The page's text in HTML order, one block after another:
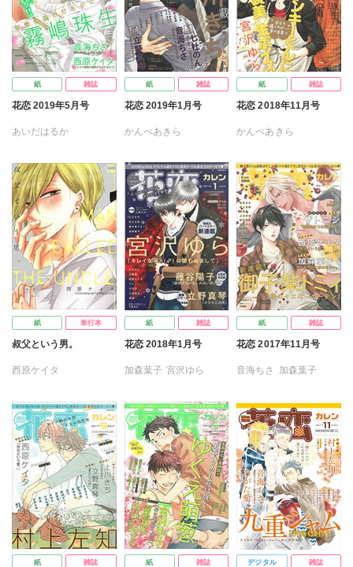
紙 雑誌
花恋 2019年5月号
あいだはるか
宮沢ゆら 九州男児
靴川 恒川つね 今市子
彩田あまた
七杜のん
上川きち
西原ケイタ
本庄りえ 霧嶋珠生
絵津鼓 矢上真野
紙 雑誌
花恋 2019年1月号
かんべあきら
宮沢ゆら 九州男児
恒川つね 黒木えぬこ
今市子 七杜のん
上川きち 西原ケイタ
村上左知 島みのり
乃重塚タマ 霧嶋珠生
立花ビスコ 立野真琴
紙 雑誌
花恋 2018年11月号
かんべあきら
宮沢ゆら 銀川ケイ
九州男児 恒川つね
今市子 西原ケイタ
村上左知 島みのり
乃重塚タマ 霧嶋珠生
立花ビスコ 柴尾犬汰
中川カネ子 日野ガラス
紙 単行本
叔父という男。
西原ケイタ
紙 雑誌
花恋 2018年1月号
加森葉子 宮沢ゆら
九条AOI 香穂 今市子
七杜のん 上川きち
西原ケイタ 村上左知
立野真琴 サトニシ
御子柴トミィ 千束るち
藤谷陽子
紙 雑誌
花恋 2017年11月号
音海ちさ
加森葉子
上川きち 西原ケイタ
村上左知 乃重塚タマ
霧嶋珠生 御子柴トミィ
紙 雑誌 紙 雑誌 デジタル 雑誌